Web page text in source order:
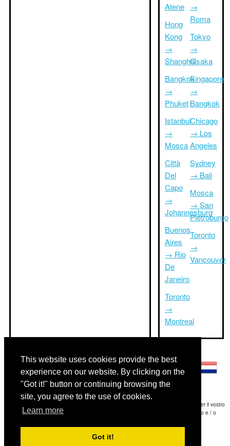
This website uses cookies provide the best
experience on our website. By clicking on the
"Got it!" button or continuing browsing the
site, you agree to the use of cookies.
Learn more
Got it!
Atene
Hong
Kong
→
Shanghai
Bangkok
→
Phuket
Istanbul
→
Mosca
Città
Del
Capo
→
Johannesburg
Buenos
Aires
→ Rio
De
Janeiro
Toronto
→
Montreal
→
Roma
Tokyo
→
Osaka
Singapore
→
Bangkok
Chicago
→ Los
Angeles
Sydney
→ Bali
Mosca
→ San
Pietroburgo
Toronto
→
Vancouver
Disclaimer: Le informazioni visualizzate su questo sito è la nostra migliore stima e per il vostro
riferimento soltanto.Triptimeto.com non è responsabile di eventuali ritardi viaggio e / o